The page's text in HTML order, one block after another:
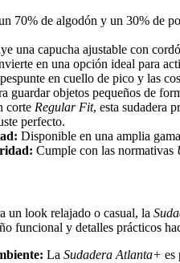
70% de algodón y un 30% de
una capucha ajustable con
en una opción ideal para
en cuello de pico y las
guardar objetos pequeños de
corte Regular Fit, esta sudadera
perfecto.
Disponible en una amplia
Cumple con las normativas
un look relajado o casual, la
funcional y detalles prácticos
La Sudadera Atlanta+ es